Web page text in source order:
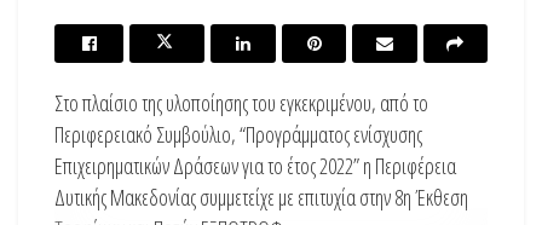
Στο πλαίσιο της υλοποίησης του εγκεκριμένου, από το
Περιφερειακό Συμβούλιο, “Προγράμματος ενίσχυσης
Επιχειρηματικών Δράσεων για το έτος 2022” η Περιφέρεια
Δυτικής Μακεδονίας συμμετείχε με επιτυχία στην 8η Έκθεση